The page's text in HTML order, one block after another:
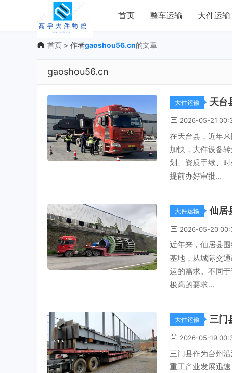
首页 整车运输 大件运输
首页 > 作者gaoshou56.cn的文章
gaoshou56.cn
大件运输 天台
2026-05-21
在天台县，近年
加快，大件设备
划、资质手续、
提前办好审批...
大件运输 仙居
2026-05-20
近年来，仙居县
基地，从城际交
运的需求。不同
极高的要求...
大件运输 三门
2026-05-19
三门县作为台州
重工产业发展迅